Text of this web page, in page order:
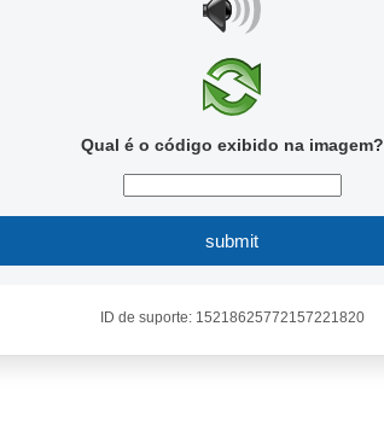
Qual é o código exibido na imagem?
submit
ID de suporte: 15218625772157221820